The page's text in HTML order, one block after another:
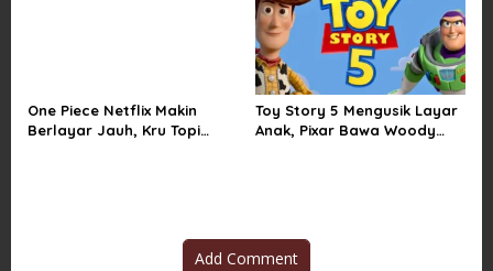
One Piece Netflix Makin
Berlayar Jauh, Kru Topi
Toy Story 5 Mengusik Layar
Anak, Pixar Bawa Woody
Add Comment